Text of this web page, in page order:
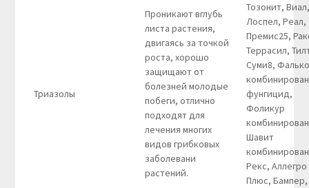
Триазолы
Проникают вглубь
листа растения,
двигаясь за точкой
роста, хорошо
защищают от
болезней молодые
побеги, отлично
подходят для
лечения многих
видов грибковых
заболевани
растений.
Тозонит, Виал,
Лоспел, Реал,
Премис25,
Террасил,
Суми8,
фунгицид,
Фоликур
Шавит
Рекс, Аллегро
Плюс, Бампер,